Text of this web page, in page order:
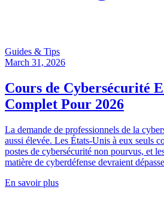
Guides & Tips
March 31, 2026
Cours de Cybersécurité
Complet Pour 2026
La demande de professionnels de la
aussi élevée. Les États-Unis à eux seuls
postes de cybersécurité non pourvus, et
matière de cyberdéfense devraient
En savoir plus